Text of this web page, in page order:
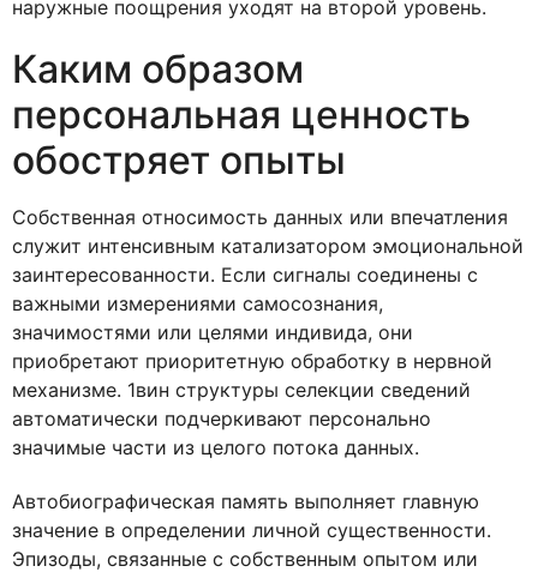
наружные поощрения уходят на второй уровень.
Каким образом
персональная ценность
обостряет опыты
Собственная относимость данных или впечатления
служит интенсивным катализатором эмоциональной
заинтересованности. Если сигналы соединены с
важными измерениями самосознания,
значимостями или целями индивида, они
приобретают приоритетную обработку в нервной
механизме. 1вин структуры селекции сведений
автоматически подчеркивают персонально
значимые части из целого потока данных.
Автобиографическая память выполняет главную
значение в определении личной существенности.
Эпизоды, связанные с собственным опытом или